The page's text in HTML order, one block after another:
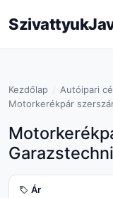
Kezdőlap
Autóipari
Motorkerékpár
Ár